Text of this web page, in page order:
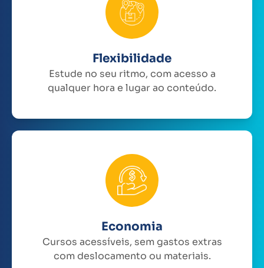
Flexibilidade
Estude no seu ritmo, com acesso a
qualquer hora e lugar ao conteúdo.
Economia
Cursos acessíveis, sem gastos extras
com deslocamento ou materiais.